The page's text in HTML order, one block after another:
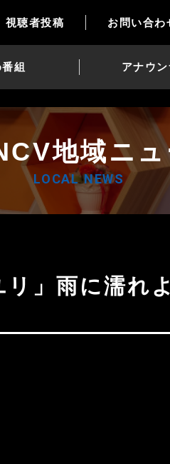
視聴者投稿 お問い合わ
組 アナウ
地域ニ
LOCAL NEWS